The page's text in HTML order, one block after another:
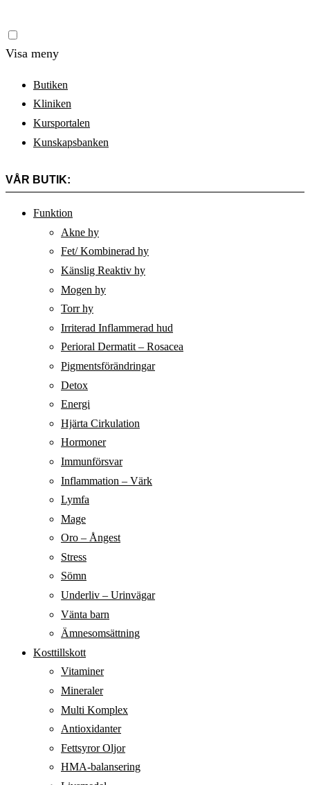
Visa meny
Butiken
Kliniken
Kursportalen
Kunskapsbanken
VÅR BUTIK:
Funktion
Akne hy
Fet/ Kombinerad hy
Känslig Reaktiv hy
Mogen hy
Torr hy
Irriterad Inflammerad hud
Perioral Dermatit – Rosacea
Pigmentsförändringar
Detox
Energi
Hjärta Cirkulation
Hormoner
Immunförsvar
Inflammation – Värk
Lymfa
Mage
Oro – Ångest
Stress
Sömn
Underliv – Urinvägar
Vänta barn
Ämnesomsättning
Kosttillskott
Vitaminer
Mineraler
Multi Komplex
Antioxidanter
Fettsyror Oljor
HMA-balansering